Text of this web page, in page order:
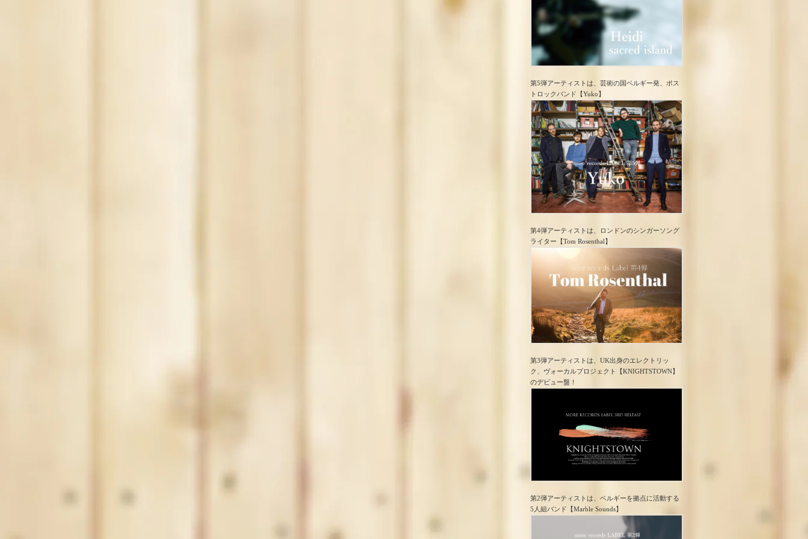
第5弾アーティストは、芸術の国ベルギー発、ポス
トロック​バンド【Yuko】
第4弾アーティストは、ロンドンのシンガーソング
ライター【Tom Rosenthal】
第3弾アーティストは、UK出身のエレクトリッ
ク、ヴォーカルプロジェクト【KNIGHTSTOWN】
のデビュー盤！
第2弾アーティストは、ベルギーを拠点に活動する
5人組バンド【Marble Sounds】